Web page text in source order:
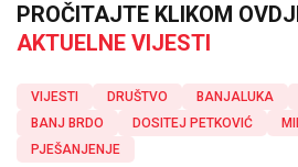
PROČITAJTE KLIKOM
AKTUELNE VIJESTI
VIJESTI DRUŠTVO BANJALUKA
BANJ BRDO
DOSITEJ PETKOVIĆ
PJEŠANJENJE